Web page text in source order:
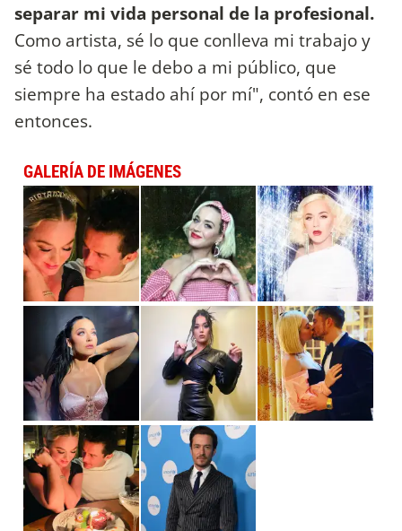
separar mi vida personal de la profesional.
Como artista, sé lo que conlleva mi trabajo y
sé todo lo que le debo a mi público, que
siempre ha estado ahí por mí", contó en ese
entonces.
GALERÍA DE IMÁGENES